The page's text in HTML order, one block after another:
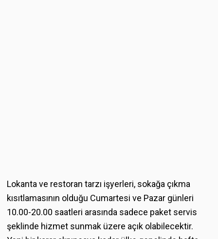
Lokanta ve restoran tarzı işyerleri, sokağa çıkma
kısıtlamasının olduğu Cumartesi ve Pazar günleri
10.00-­20.00 saatleri arasında sadece paket servis
şeklinde hizmet sunmak üzere açık olabilecektir.